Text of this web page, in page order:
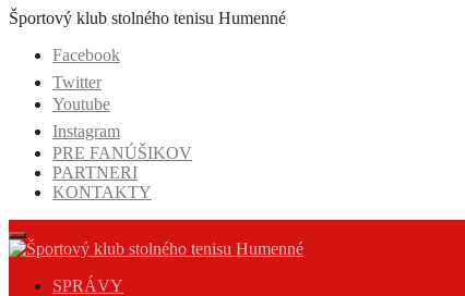
Prejsť
obsah
Športový klub stolného tenisu Humenné
Facebook
Twitter
Youtube
Instagram
PRE FANÚŠIKOV
PARTNERI
KONTAKTY
SPRÁVY